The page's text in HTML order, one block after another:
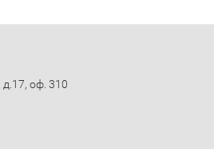
оф. 310